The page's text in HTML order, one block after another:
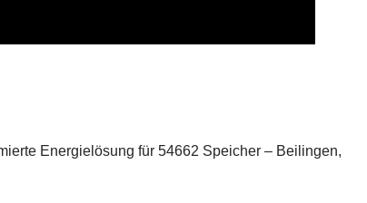
Energielösung für 54662 Speicher – Beilingen,